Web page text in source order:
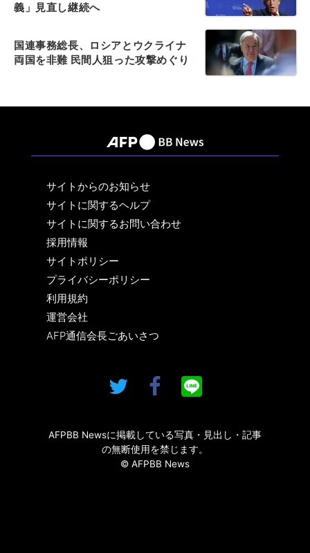
義」見直し継続へ
国連事務総長、ロシアとウクライナ
両国を非難 民間人狙った攻撃めぐり
サイトからのお知らせ
サイトに関するヘルプ
サイトに関するお問い合わせ
採用情報
サイトポリシー
プライバシーポリシー
利用規約
運営会社
AFP通信会長ごあいさつ
AFPBB Newsに掲載している写真・見出し・記事
の無断使用を禁じます。
© AFPBB News